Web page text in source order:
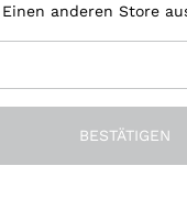
Einen anderen Store
BESTÄTIGEN